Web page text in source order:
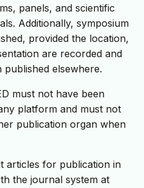
panels, and scientific
Additionally, symposium
provided the location,
are recorded and
elsewhere.
must not have been
platform and must not
publication organ when
articles for publication in
the journal system at